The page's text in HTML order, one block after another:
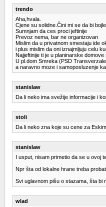
trendo
Aha,hvala.
Cjene su solidne.Čini mi se da bi
Sumnjam da ces proci jeftinije
Prevoz nema, bar ne organizovan
Mislim da u privatnom smestaju ide
i plus mislim da oni iznajmljuju celu
Najjeftinije ti je u planinarske
U pl.dom Smreka (PSD
a naravno moze i samoposluzenje
stanislaw
Da li neko ima svežije informacije i
stoli
Da li neko zna koje su cene za
stanislaw
I usput, nisam primetio da se u ovoj
Npr šta od lokalne hrane treba
Svi uglavnom pišu o stazama, šta bi
wlad